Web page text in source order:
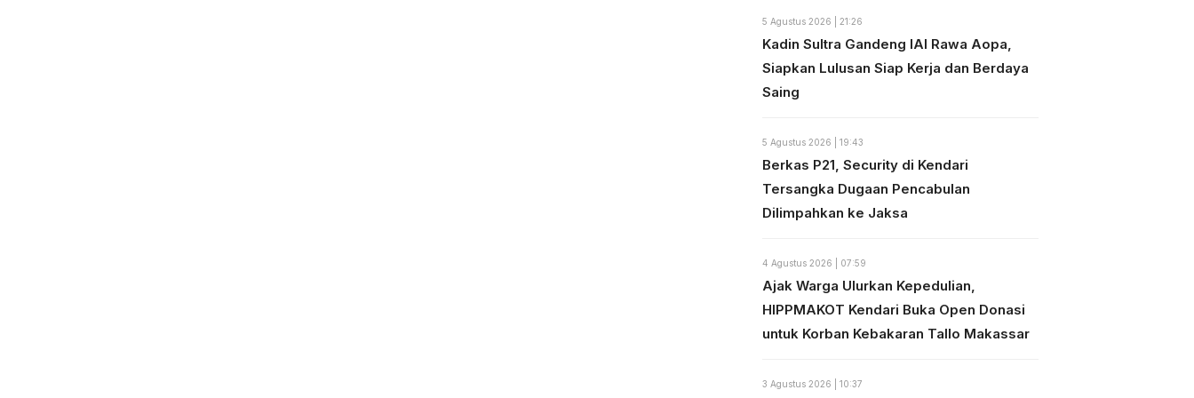
5 Agustus 2026 | 21:26
Kadin Sultra Gandeng IAI Rawa Aopa,
Siapkan Lulusan Siap Kerja dan Berdaya
Saing
5 Agustus 2026 | 19:43
Berkas P21, Security di Kendari
Tersangka Dugaan Pencabulan
Dilimpahkan ke Jaksa
4 Agustus 2026 | 07:59
Ajak Warga Ulurkan Kepedulian,
HIPPMAKOT Kendari Buka Open Donasi
untuk Korban Kebakaran Tallo Makassar
3 Agustus 2026 | 10:37